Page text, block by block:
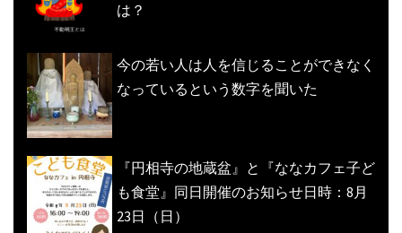
は？
今の若い人は人を信じることができなく
なっているという数字を聞いた
『円相寺の地蔵盆』と『ななカフェ子ど
も食堂』同日開催のお知らせ日時：8月
23日（日）